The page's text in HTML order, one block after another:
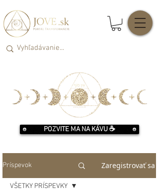
POZVITE MA NA KÁVU ☕️
Príspevok Zaregistrovať sa
VŠETKY PRÍSPEVKY